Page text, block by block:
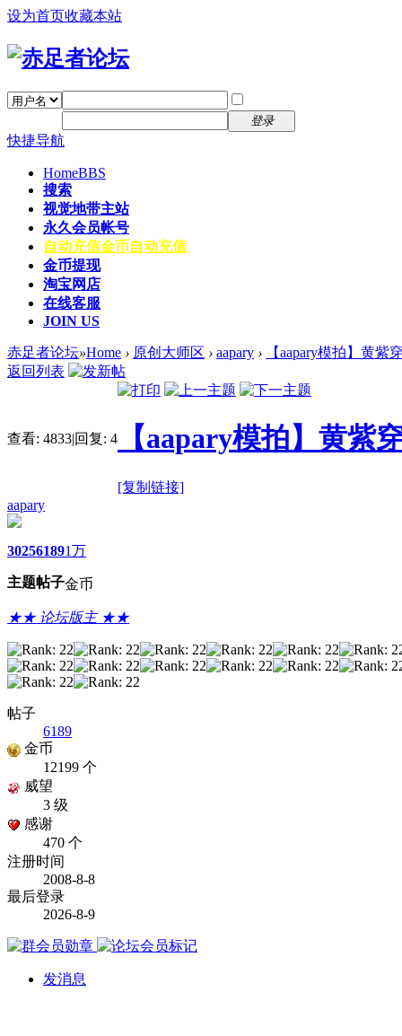
设为首页收藏本站
登录
快捷导航
HomeBBS
搜索
视觉地带主站
永久会员帐号
自动充值金币自动充值
金币提现
淘宝网店
在线客服
JOIN US
赤足者论坛»Home › 原创大师区 › aapary ›
【aapary模拍】黄紫
返回列表
查看: 4833|回复: 4 【aapary模拍】黄紫
[复制链接]
aapary
3025
主题
6189
帖子
1万
金币
★★ 论坛版主 ★★
帖子
6189
金币
12199 个
威望
3 级
感谢
470 个
注册时间
2008-8-8
最后登录
2026-8-9
发消息